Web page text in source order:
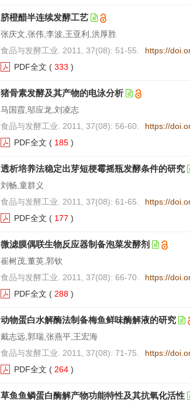
脐橙醋半连续发酵工艺
张庆文,张伟,李波,王亚利,洪厚胜
食品与发酵工业. 2011, 37(08): 51-55.
https://
PDF全文 ( 333 )
猪骨素发酵及其产物的电泳分析
马国霞,邬应龙,刘凌志
食品与发酵工业. 2011, 37(08): 56-60.
https://
PDF全文 ( 185 )
透析培养法稳定出芽短梗霉摇瓶发酵条件的研究
刘畅,童群义
食品与发酵工业. 2011, 37(08): 61-65.
https://
PDF全文 ( 177 )
微滤膜偶联生物反应器制备泡菜发酵剂
崔树茂,董英,郭钦
食品与发酵工业. 2011, 37(08): 66-70.
https://
PDF全文 ( 288 )
动物蛋白水解酶法制备梅鱼鲜味酶解液的研究
戴志远,郭瑞,张燕平,王宏海
食品与发酵工业. 2011, 37(08): 71-75.
https://
PDF全文 ( 264 )
草鱼鱼鳞蛋白酶解产物功能特性及其抗氧化活性